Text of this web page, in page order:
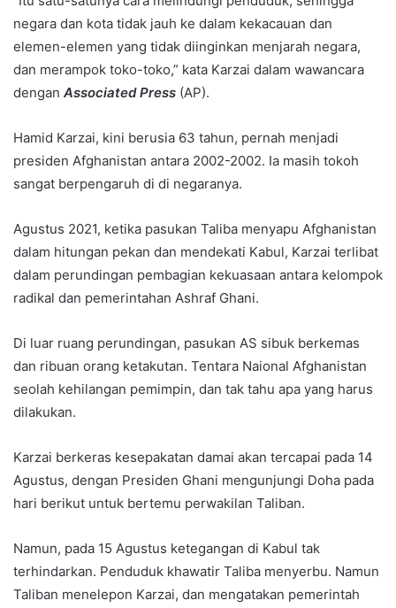
negara dan kota tidak jauh ke dalam kekacauan dan
elemen-elemen yang tidak diinginkan menjarah negara,
dan merampok toko-toko,” kata Karzai dalam wawancara
dengan Associated Press (AP).
Hamid Karzai, kini berusia 63 tahun, pernah menjadi
presiden Afghanistan antara 2002-2002. Ia masih tokoh
sangat berpengaruh di di negaranya.
Agustus 2021, ketika pasukan Taliba menyapu Afghanistan
dalam hitungan pekan dan mendekati Kabul, Karzai terlibat
dalam perundingan pembagian kekuasaan antara kelompok
radikal dan pemerintahan Ashraf Ghani.
Di luar ruang perundingan, pasukan AS sibuk berkemas
dan ribuan orang ketakutan. Tentara Naional Afghanistan
seolah kehilangan pemimpin, dan tak tahu apa yang harus
dilakukan.
Karzai berkeras kesepakatan damai akan tercapai pada 14
Agustus, dengan Presiden Ghani mengunjungi Doha pada
hari berikut untuk bertemu perwakilan Taliban.
Namun, pada 15 Agustus ketegangan di Kabul tak
terhindarkan. Penduduk khawatir Taliba menyerbu. Namun
Taliban menelepon Karzai, dan mengatakan pemerintah